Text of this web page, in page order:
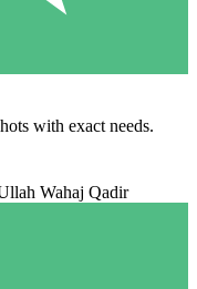
with exact needs.
Wahaj Qadir